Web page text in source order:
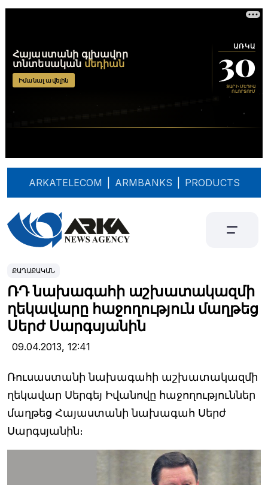
ARKATELECOM ARMBANKS PRODUCTS
ՔԱՂԱՔԱԿԱՆ
ՌԴ նախագահի աշխատակազմի
ղեկավարը հաջողություն մաղթեց
Սերժ Սարգսյանին
09.04.2013, 12:41
Ռուսաստանի նախագահի աշխատակազմի
ղեկավար Սերգեյ Իվանովը հաջողություններ
մաղթեց Հայաստանի նախագահ Սերժ
Սարգսյանին։